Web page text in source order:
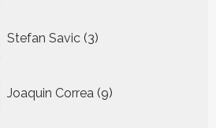
Stefan Savic 3
producten
Joaquin Correa 9
producten